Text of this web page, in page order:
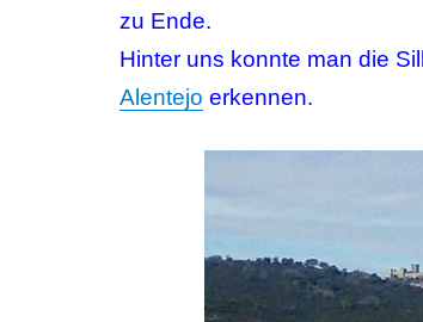
zu Ende.
Hinter uns konnte man die
Alentejo erkennen.